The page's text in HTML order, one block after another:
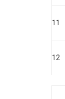
11
12